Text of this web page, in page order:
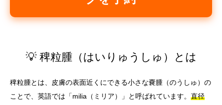
💡 稗粒腫（はいりゅうしゅ）とは
稗粒腫とは、皮膚の表面近くにできる小さな嚢腫（のうしゅ）の
ことで、英語では「milia（ミリア）」と呼ばれています。 直径